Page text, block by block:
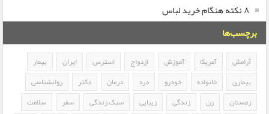
۸ نکته هنگام خرید لباس
برچسب‌ها
آرامش آمریکا آموزش ازدواج استرس ایران
بیمار
بیماری
خانواده خودرو درد درمان دکتر
روانشناسی
زمستان
زن زندگی زیبایی سبک زندگی سفر
سلامت